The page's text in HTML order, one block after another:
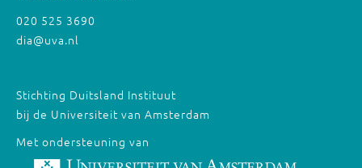
020 525 3690
dia@uva.nl
Stichting Duitsland Instituut
bij de Universiteit van Amsterdam
Met ondersteuning van